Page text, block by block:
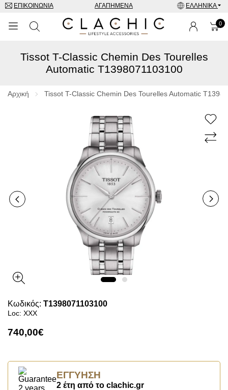
ΕΠΙΚΟΙΝΩΝΊΑ ΑΓΑΠΗΜΈΝΑ ΕΛΛΗΝΙΚΆ
0
ΜΑΡΚΕΣ
ΓΥΑΛΙΆ ΗΛΊΟΥ
ΑΞΕΣΟΥΑΡ
SPECIAL OFFERS
Tissot T-Classic Chemin Des Tourelles
Automatic T1398071103100
Αρχική Tissot T-Classic Chemin Des Tourelles Automatic
Κωδικός: T1398071103100
Loc: XXX
740,00€
ΕΓΓΎΗΣΗ
2 έτη από το clachic.gr